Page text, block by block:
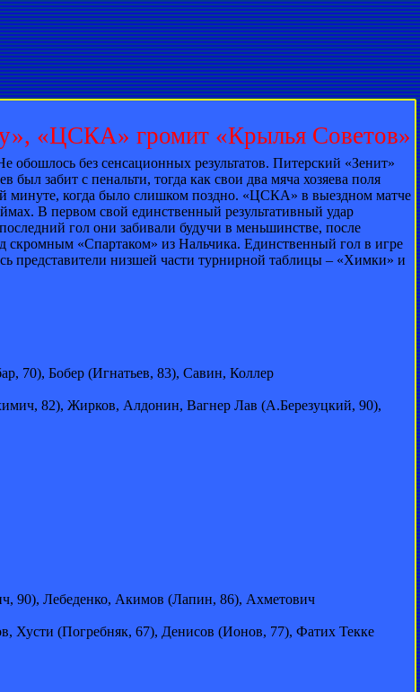
«ЦСКА» громит «Крылья Советов»
без сенсационных результатов. Питерский «Зенит»
забит с пенальти, тогда как свои два мяча хозяева поля
минуте, когда было слишком поздно. «ЦСКА» в выездном матче
В первом свой единственный результативный удар
гол они забивали будучи в меньшинстве, после
«Спартаком» из Нальчика. Единственный гол в игре
представители низшей части турнирной таблицы – «Химки» и
70), Бобер (Игнатьев, 83), Савин, Коллер
82), Жирков, Алдонин, Вагнер Лав (А.Березуцкий, 90),
90), Лебеденко, Акимов (Лапин, 86), Ахметович
(Погребняк, 67), Денисов (Ионов, 77), Фатих Текке